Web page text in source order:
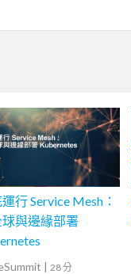
行 Service Mesh：
與邊緣部署
| 28 分